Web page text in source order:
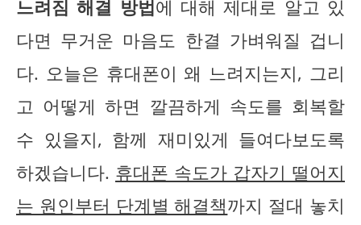
느려짐 해결 방법에 대해 제대로 알고 있
다면 무거운 마음도 한결 가벼워질 겁니
다. 오늘은 휴대폰이 왜 느려지는지, 그리
고 어떻게 하면 깔끔하게 속도를 회복할
수 있을지, 함께 재미있게 들여다보도록
하겠습니다. 휴대폰 속도가 갑자기 떨어지
는 원인부터 단계별 해결책까지 절대 놓치